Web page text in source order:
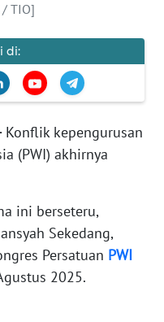
/ TIO]
di:
Konflik kepengurusan
(PWI) akhirnya
ini berseteru,
Sekedang,
Persatuan PWI
2025.